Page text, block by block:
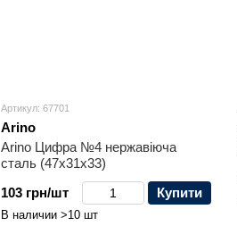
Артикул: 67701
Arino
Arino Цифра №4 нержавіюча
сталь (47x31x33)
103 грн/шт
Купити
В наличии >10 шт